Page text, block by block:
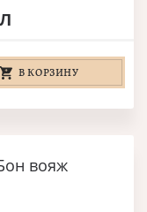
В КОРЗИНУ
вояж